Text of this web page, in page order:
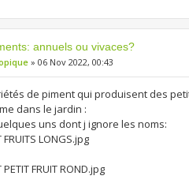
annuels ou vivaces?
» 06 Nov 2022, 00:43
de piment qui produisent des
dans le jardin :
uns dont j ignore les noms:
FRUITS LONGS.jpg
PETIT FRUIT ROND.jpg